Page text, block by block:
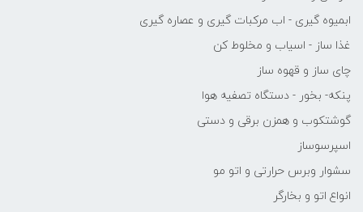
ابمیوه گیری - اب مرکبات گیری و عصاره گیری
غذا ساز - اسیاب و مخلوط کن
چای ساز و قهوه ساز
پنکه- بخور - دستگاه تصفیه هوا
گوشتکوب و همزن برقی و دستی
اسپرسوساز
سشوار وبرس حرارتی و اتو مو
انواع اتو و بخارگر